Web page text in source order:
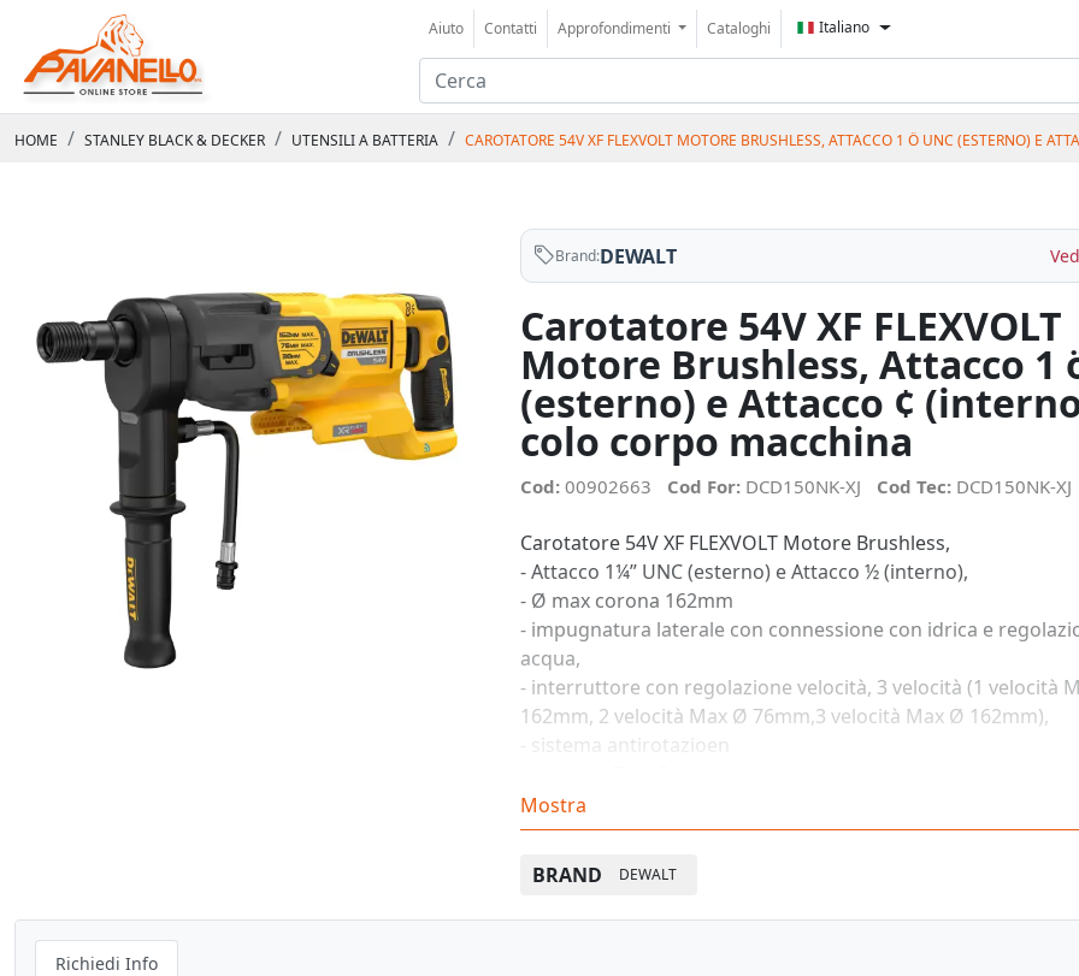
Aiuto Contatti Approfondimenti Cataloghi Italiano
HOME STANLEY BLACK & DECKER UTENSILI A BATTERIA CAROTATORE 54V XF FLEXVOLT MOTORE BRUSHLESS, ATTACCO 1 Ö UNC (ESTERNO) E
Brand:DEWALT
Carotatore 54V XF FLEXVOLT
Motore Brushless, Attacco 1
(esterno) e Attacco ¢
colo corpo macchina
Cod: 00902663 Cod For: DCD150NK-XJ Cod Tec: DCD150NK-XJ
Carotatore 54V XF FLEXVOLT Motore Brushless,
- Attacco 1¼” UNC (esterno) e Attacco ½ (interno),
- Ø max corona 162mm
- impugnatura laterale con connessione con idrica e
acqua,
- interruttore con regolazione velocità, 3 velocità (1 velocità
162mm, 2 velocità Max Ø 76mm,3 velocità Max Ø 162mm),
- sistema antirotazioen
- adattatore 1/2" maschio-1/2" maschio.
DOTAZIONE: valigetta
Mostra
BRAND DEWALT
Richiedi Info